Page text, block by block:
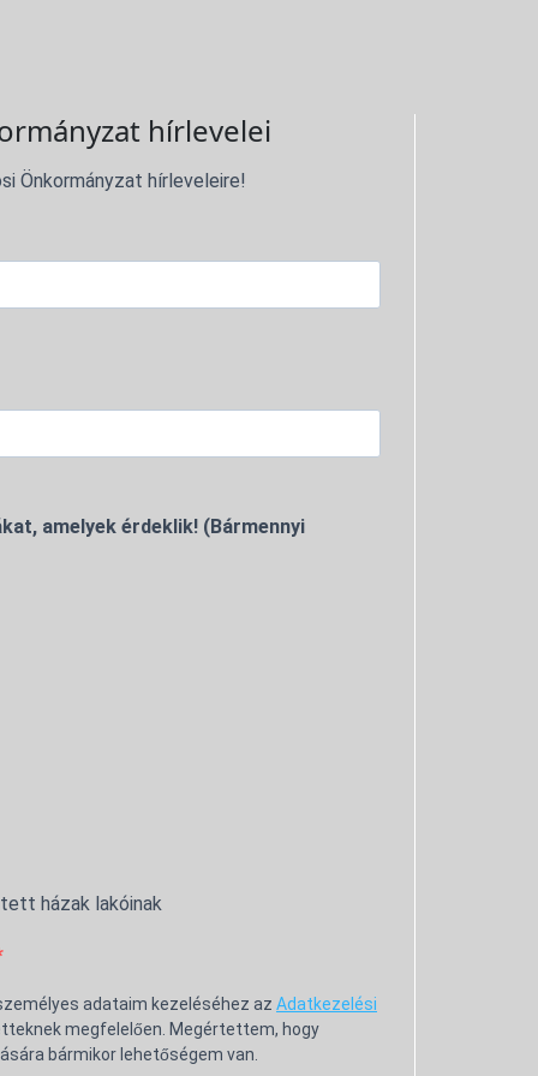
hírlevelei
Önkormányzat hírleveleire!
amelyek érdeklik! (Bármennyi
házak lakóinak
adataim kezeléséhez az Adatkezelési
megfelelően. Megértettem, hogy
bármikor lehetőségem van.